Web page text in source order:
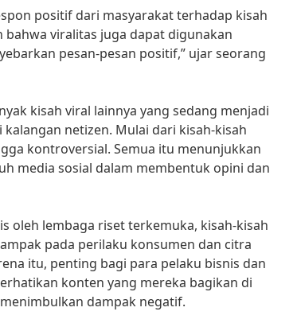
positif dari masyarakat terhadap kisah
bahwa viralitas juga dapat digunakan
pesan-pesan positif,” ujar seorang
kisah viral lainnya yang sedang menjadi
netizen. Mulai dari kisah-kisah
kontroversial. Semua itu menunjukkan
media sosial dalam membentuk opini dan
oleh lembaga riset terkemuka, kisah-kisah
pada perilaku konsumen dan citra
itu, penting bagi para pelaku bisnis dan
konten yang mereka bagikan di
dampak negatif.